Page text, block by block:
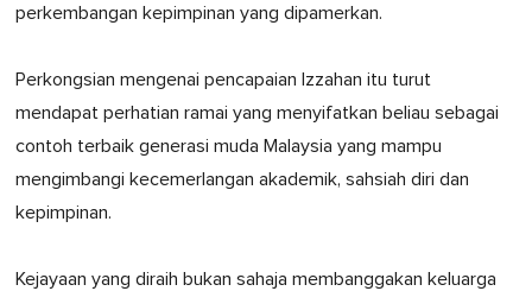
perkembangan kepimpinan yang dipamerkan.
Perkongsian mengenai pencapaian Izzahan itu turut
mendapat perhatian ramai yang menyifatkan beliau sebagai
contoh terbaik generasi muda Malaysia yang mampu
mengimbangi kecemerlangan akademik, sahsiah diri dan
kepimpinan.
Kejayaan yang diraih bukan sahaja membanggakan keluarga